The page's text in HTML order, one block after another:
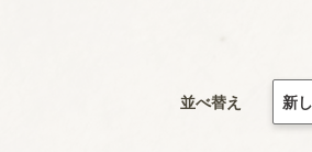
並べ替え